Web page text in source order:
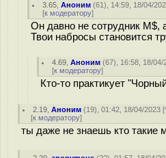
3.65 ,Аноним (61), 14:59, 18/04/
[к модератору]
Он давно не сотрудник M$,
Твои набросы становится
4.69 ,Аноним (67), 16:58, 18/04/
[к модератору]
Кто-то практикует
2.19 ,Аноним (19), 01:42, 18/04/2023 [
[к модератору]
ты даже не знаешь кто такие